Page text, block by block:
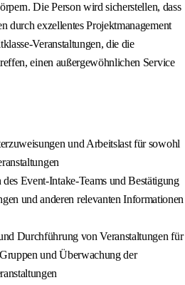
Die Person wird sicherstellen, dass
durch exzellentes Projektmanagement
Veranstaltungen, die die
einen außergewöhnlichen Service
und Arbeitslast für sowohl
Event-Intake-Teams und Bestätigung
und anderen relevanten Informationen
Durchführung von Veranstaltungen für
und Überwachung der